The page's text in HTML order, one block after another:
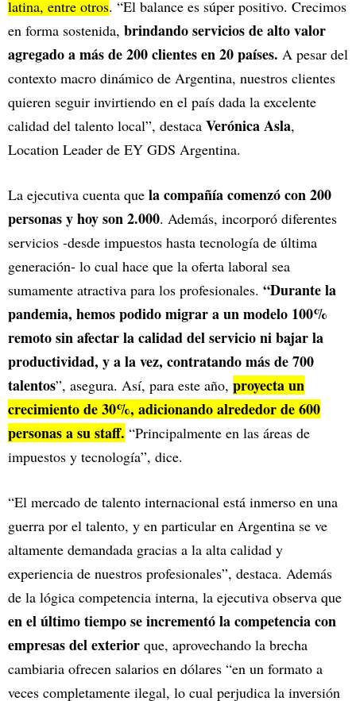
latina, entre otros. “El balance es súper positivo. Crecimos
en forma sostenida, brindando servicios de alto valor
agregado a más de 200 clientes en 20 países. A pesar del
contexto macro dinámico de Argentina, nuestros clientes
quieren seguir invirtiendo en el país dada la excelente
calidad del talento local”, destaca Verónica Asla,
Location Leader de EY GDS Argentina.
La ejecutiva cuenta que la compañía comenzó con 200
personas y hoy son 2.000. Además, incorporó diferentes
servicios -desde impuestos hasta tecnología de última
generación- lo cual hace que la oferta laboral sea
sumamente atractiva para los profesionales. “Durante la
pandemia, hemos podido migrar a un modelo 100%
remoto sin afectar la calidad del servicio ni bajar la
productividad, y a la vez, contratando más de 700
talentos”, asegura. Así, para este año, proyecta un
crecimiento de 30%, adicionando alrededor de 600
personas a su staff. “Principalmente en las áreas de
impuestos y tecnología”, dice.
“El mercado de talento internacional está inmerso en una
guerra por el talento, y en particular en Argentina se ve
altamente demandada gracias a la alta calidad y
experiencia de nuestros profesionales”, destaca. Además
de la lógica competencia interna, la ejecutiva observa que
en el último tiempo se incrementó la competencia con
empresas del exterior que, aprovechando la brecha
cambiaria ofrecen salarios en dólares “en un formato a
veces completamente ilegal, lo cual perjudica la inversión